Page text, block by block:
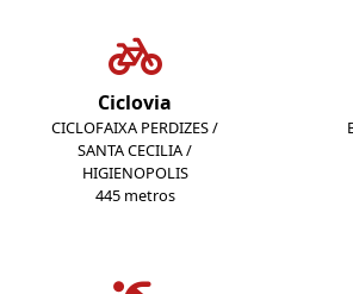
Ciclovia
CICLOFAIXA PERDIZES /
SANTA CECILIA /
HIGIENOPOLIS
445 metros